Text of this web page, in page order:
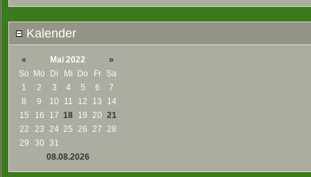
Kalender
« Mai 2022
»
So Mo Di Mi Do Fr
Sa
1
2 3 4 5 6
7
8
9 10 11 12 13
14
15
16 17 18 19 20 21
22
23 24 25 26 27 28
29
30 31
08.08.2026